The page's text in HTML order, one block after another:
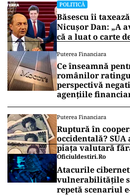
POLITICĂ
Băsescu îi
Nicușor Dan: „A
că a luat o carte
Puterea Financiara
Ce înseamnă
românilor
perspectivă
agențiile
Puterea Financiara
Ruptură în
occidentală?
piața valutară
Oficiuldestiri.ro
Atacurile
vulnerabilitățile
repetă scenariul